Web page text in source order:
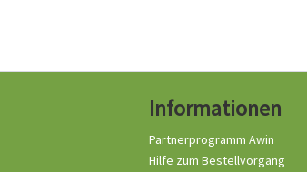
Informationen
Partnerprogramm Awin
Hilfe zum Bestellvorgang